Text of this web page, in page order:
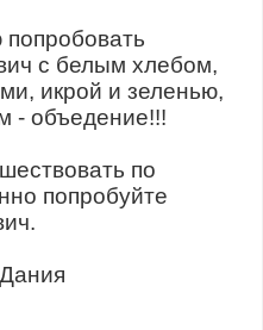
с белым хлебом,
икрой и зеленью,
- объедение!!!
по
попробуйте